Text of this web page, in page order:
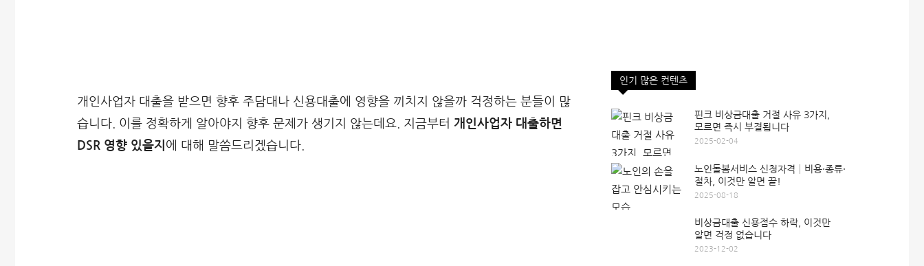
개인사업자 대출을 받으면 향후 주담대나 신용대출에 영향을 끼치지 않을까 걱정하는 분들이 많
습니다. 이를 정확하게 알아야지 향후 문제가 생기지 않는데요. 지금부터 개인사업자 대출하면
DSR 영향 있을지 에 대해 말씀드리겠습니다.
인기 많은 컨텐츠
핀크 비상금대출 거절 사유 3가지,
모르면 즉시 부결됩니다
2025-02-04
노인돌봄서비스 신청자격│비용·종류·
절차, 이것만 알면 끝!
2025-08-18
비상금대출 신용점수 하락, 이것만
알면 걱정 없습니다
2023-12-02